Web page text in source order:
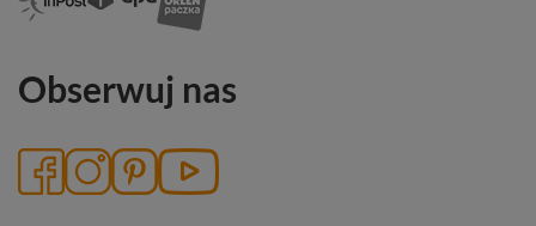
Obserwuj nas